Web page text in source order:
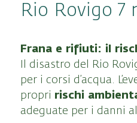
Rio Rovigo 7
Frana e rifiuti: il
Il disastro del Rio
per i corsi d’acqua.
propri rischi
adeguate per i danni